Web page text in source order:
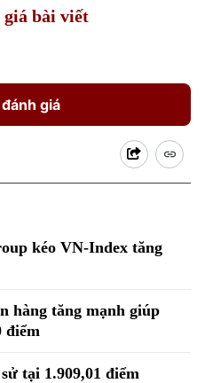
giá bài viết
giá
kéo VN-Index tăng
hàng tăng mạnh giúp
điểm
tại 1.909,01 điểm